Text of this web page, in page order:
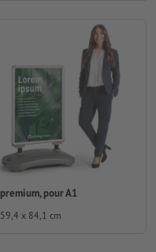
premium, pour A1
59,4 x 84,1 cm